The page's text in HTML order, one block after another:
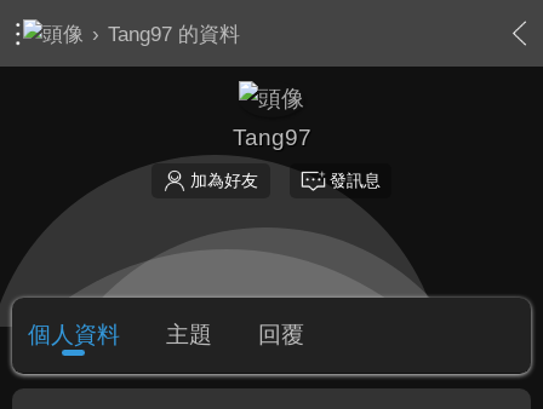
› Tang97 的資料
Tang97
加為好友 發訊息
個人資料 主題 回覆